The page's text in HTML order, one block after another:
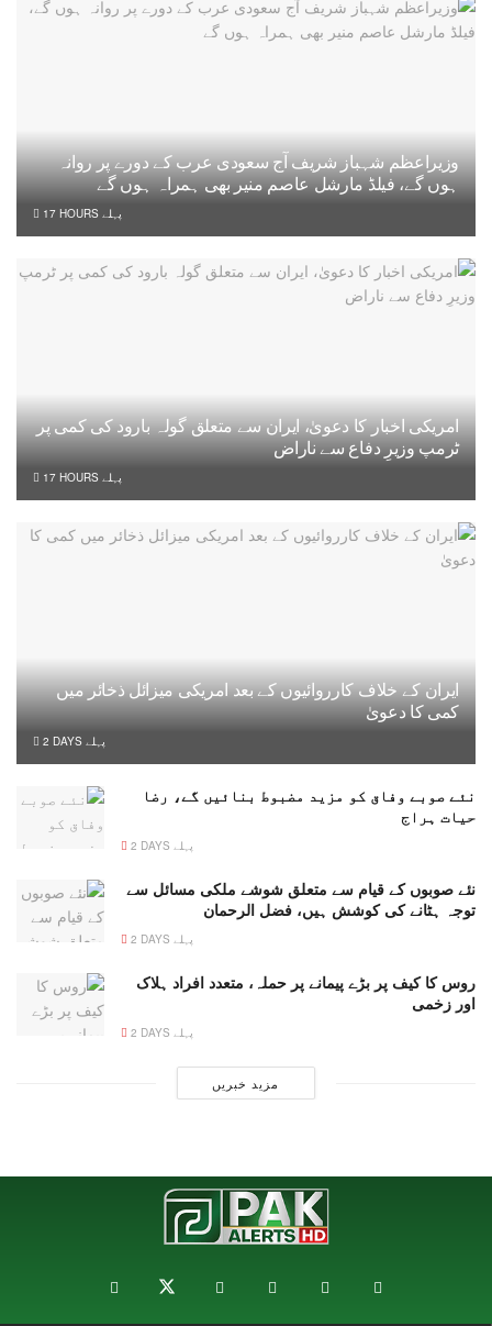
وزیراعظم شہباز شریف آج سعودی عرب کے دورے پر روانہ
ہوں گے، فیلڈ مارشل عاصم منیر بھی ہمراہ ہوں گے
17 HOURS پہلے
امریکی اخبار کا دعویٰ، ایران سے متعلق گولہ بارود کی کمی پر
ٹرمپ وزیرِ دفاع سے ناراض
17 HOURS پہلے
ایران کے خلاف کارروائیوں کے بعد امریکی میزائل ذخائر میں
کمی کا دعویٰ
2 DAYS پہلے
نئے صوبے وفاق کو مزید مضبوط بنائیں گے، رضا
حیات ہراج
2 DAYS پہلے
نئے صوبوں کے قیام سے متعلق شوشے ملکی مسائل سے
توجہ ہٹانے کی کوشش ہیں، فضل الرحمان
2 DAYS پہلے
روس کا کیف پر بڑے پیمانے پر حملہ، متعدد افراد ہلاک
اور زخمی
2 DAYS پہلے
مزید خبریں